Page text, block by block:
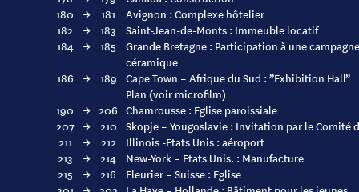
180 → 181
Avignon : Complexe hôtelier
182 → 183
Saint-Jean-de-Monts : Immeuble locatif
184 → 185
Grande Bretagne : Participation à une
céramique
186 → 189 Cape Town – Afrique du Sud : ”Exhibition Hall”
Plan (voir microfilm)
190 → 206 Chamrousse : Eglise paroissiale
207 → 210 Skopje – Yougoslavie : Invitation par le Comité
211
→ 212
Illinois -Etats Unis : aéroport
213
→ 214
New-York – Etats Unis. : Manufacture
215
→ 216
Fleurier – Suisse : Eglise